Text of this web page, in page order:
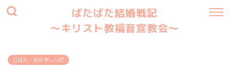
ばたばた結婚戦記
〜キリスト教福音宣教会〜
ごはん・おかずレシピ